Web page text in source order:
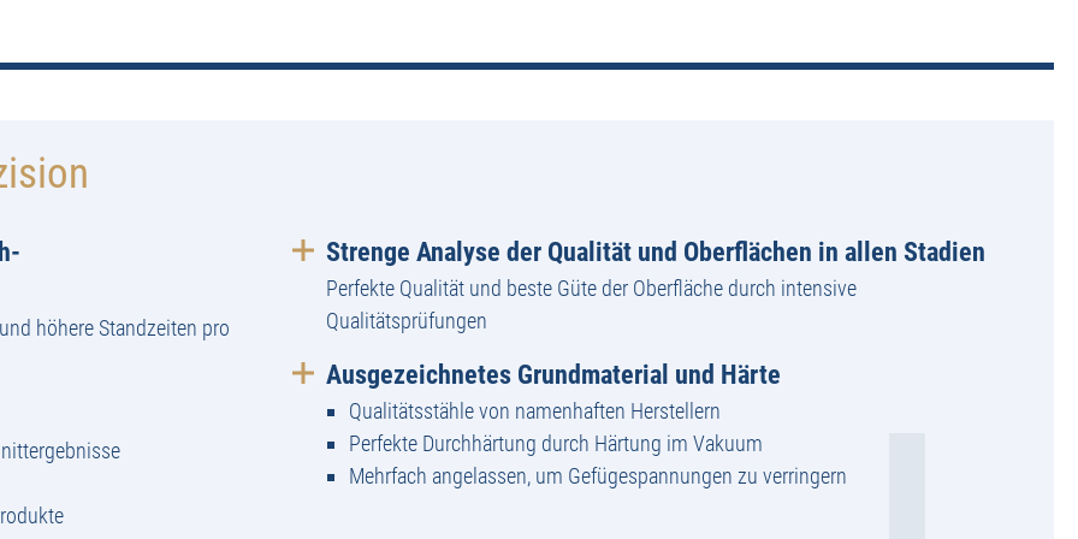
höhere Standzeiten pro
Strenge Analyse der Qualität und Oberflächen in allen Stadien
Perfekte Qualität und beste Güte der Oberfläche durch intensive
Qualitätsprüfungen
Ausgezeichnetes Grundmaterial und Härte
Qualitätsstähle von namenhaften Herstellern
Perfekte Durchhärtung durch Härtung im Vakuum
Mehrfach angelassen, um Gefügespannungen zu verringern